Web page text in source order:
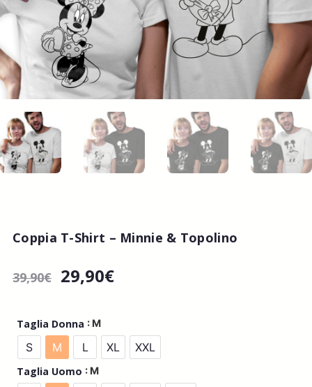
Coppia T-Shirt – Minnie & Topolino
39,90€ 29,90€
Taglia Donna : M
S M L XL XXL
Taglia Uomo : M